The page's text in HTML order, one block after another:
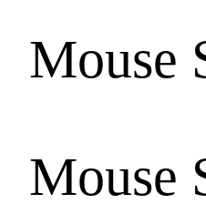
Mouse
Mouse